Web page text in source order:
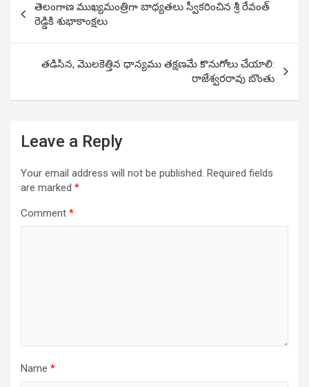
navigation
తెలంగాణ ముఖ్యమంత్రిగా బాధ్యతలు స్వీకరించిన శ్రీ రేవంత్
రెడ్డికి శుభాకాంక్షలు
తడిసిన, మొలకెత్తిన ధాన్యము తక్షణమే కొనుగోలు చేయాలి:
రాజేశ్వరరావు బొంతు
Leave a Reply
Your email address will not be published. Required fields
are marked *
Comment *
Name *